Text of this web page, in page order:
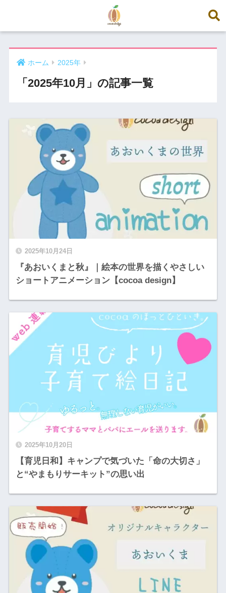
ホーム 2025年
「2025年10月」の記事一覧
2025年10月24日
『あおいくまと秋』｜絵本の世界を描くやさしい
ショートアニメーション【cocoa design】
2025年10月20日
【育児日和】キャンプで気づいた「命の大切さ」
と“やまもりサーキット”の思い出